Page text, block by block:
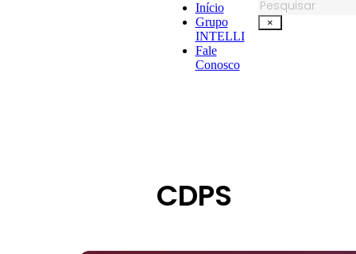
Início
Grupo
INTELLI
Fale
Conosco
×
CDPS